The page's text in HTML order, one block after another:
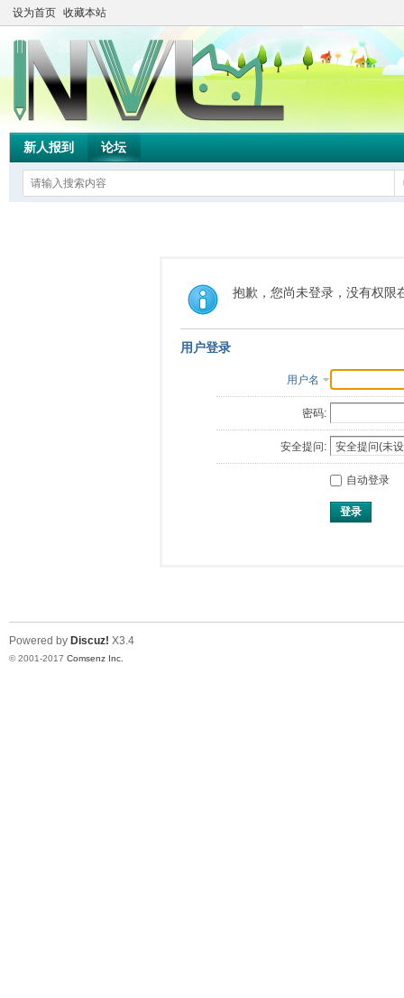
设为首页 收藏本站
新人报到 论坛
抱歉，您尚未登录，没有权限
用户登录
用户名
密码:
安全提问:
自动登录
登录
Powered by Discuz! X3.4
© 2001-2017 Comsenz Inc.